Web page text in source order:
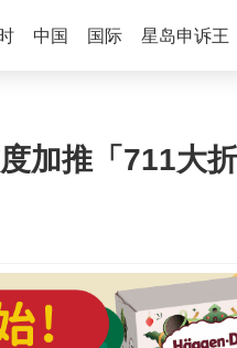
中国 国际 星岛申诉王
加推「711大